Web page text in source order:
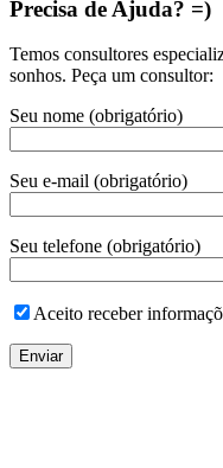
Precisa de Ajuda? =)
Temos consultores
sonhos. Peça um consultor:
Seu nome (obrigatório)
Seu e-mail (obrigatório)
Seu telefone (obrigatório)
Aceito receber